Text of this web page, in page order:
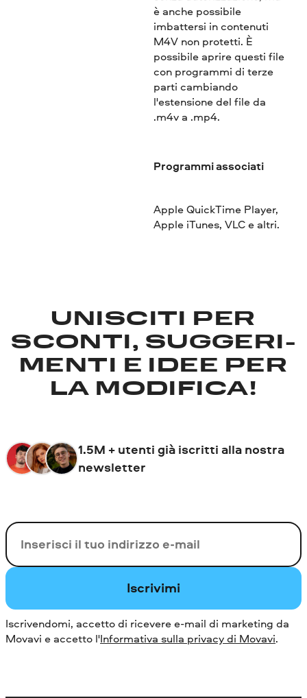
è anche possibile
imbattersi in contenuti
M4V non protetti. È
possibile aprire questi file
con programmi di terze
parti cambiando
l'estensione del file da
.m4v a .mp4.
Programmi associati
Apple QuickTime Player,
Apple iTunes, VLC e altri.
UNISCITI PER
SCONTI, SUGGERI­
MENTI E IDEE PER
LA MODIFICA!
1.5M + utenti già iscritti alla nostra
newsletter
La tua e-mail
Iscrivimi
Iscrivendomi, accetto di ricevere e-mail di marketing da
Movavi e accetto l'Informativa sulla privacy di Movavi.